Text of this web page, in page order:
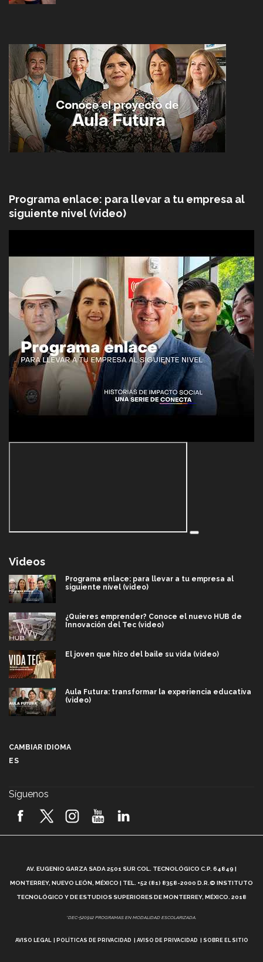
Programa enlace: para llevar a tu empresa al
siguiente nivel (video)
Videos
Programa enlace: para llevar a tu empresa al
siguiente nivel (video)
¿Quieres emprender? Conoce el nuevo HUB de
Innovación del Tec (video)
El joven que hizo del baile su vida (video)
Aula Futura: transformar la experiencia educativa
(video)
2026! (video)
¿Cómo es el Modelo Educativo Tec? (video)
Vida Tec: Feminismo e Inteligencia Artificial, Paola
CAMBIAR IDIOMA
ES
Síguenos
AV. EUGENIO GARZA SADA 2501 SUR COL. TECNOLÓGICO C.P. 64849 |
MONTERREY, NUEVO LEÓN, MÉXICO | TEL. +52 (81) 8358-2000 D.R.© INSTITUTO
TECNOLÓGICO Y DE ESTUDIOS SUPERIORES DE MONTERREY, MÉXICO. 2018
*DEC-520912 PROGRAMAS EN MODALIDAD ESCOLARIZADA.
AVISO LEGAL POLÍTICAS DE PRIVACIDAD AVISO DE PRIVACIDAD SOBRE EL SITIO